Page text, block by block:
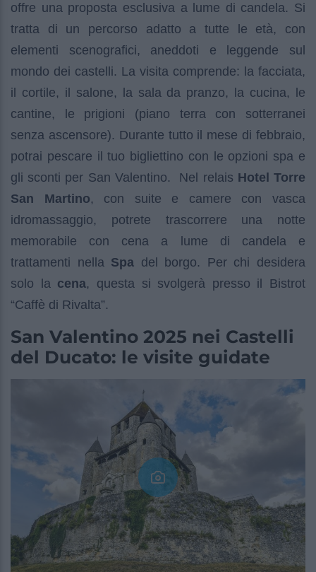
offre una proposta esclusiva a lume di candela. Si
tratta di un percorso adatto a tutte le età, con
elementi scenografici, aneddoti e leggende sul
mondo dei castelli. La visita comprende: la facciata,
il cortile, il salone, la sala da pranzo, la cucina, le
cantine, le prigioni (piano terra con sotterranei
senza ascensore). Durante tutto il mese di febbraio,
potrai pescare il tuo bigliettino con le opzioni spa e
gli sconti per San Valentino. Nel relais Hotel Torre
San Martino, con suite e camere con vasca
idromassaggio, potrete trascorrere una notte
memorabile con cena a lume di candela e
trattamenti nella Spa del borgo. Per chi desidera
solo la cena, questa si svolgerà presso il Bistrot
“Caffè di Rivalta”.
San Valentino 2025 nei Castelli
del Ducato: le visite guidate